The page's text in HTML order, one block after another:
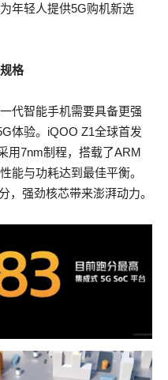
年轻人提供5G购机新选
格
代智能手机需要具备更强
体验。iQOO Z1全球首发
用7nm制程，搭载了ARM
能与功耗达到最佳平衡。
，强劲核芯带来澎湃动力。